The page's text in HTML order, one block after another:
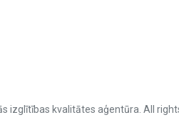
izglītības kvalitātes aģentūra. All